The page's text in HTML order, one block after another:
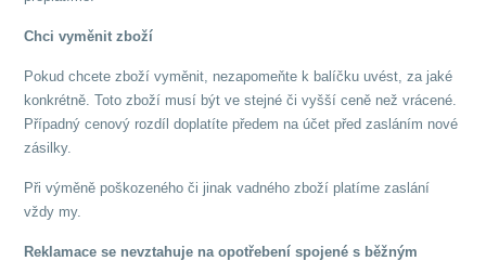
Chci vyměnit zboží
Pokud chcete zboží vyměnit, nezapomeňte k balíčku uvést, za jaké
konkrétně. Toto zboží musí být ve stejné či vyšší ceně než vrácené.
Případný cenový rozdíl doplatíte předem na účet před zasláním nové
zásilky.
Při výměně poškozeného či jinak vadného zboží platíme zaslání
vždy my.
Reklamace se nevztahuje na opotřebení spojené s běžným